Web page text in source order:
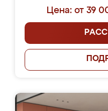
Цена: от 39